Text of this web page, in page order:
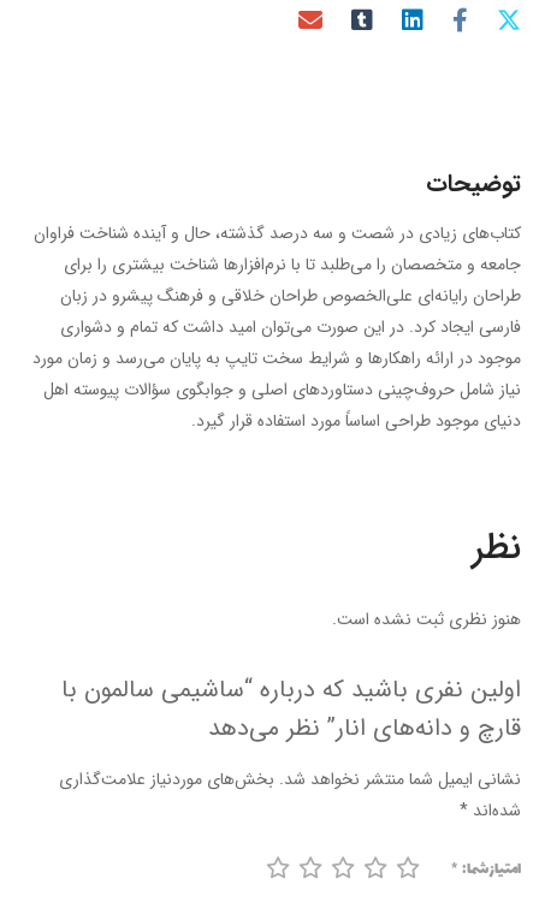
توضیحات
کتاب‌های زیادی در شصت و سه درصد گذشته، حال و آینده شناخت فراوان
جامعه و متخصصان را می‌طلبد تا با نرم‌افزارها شناخت بیشتری را برای
طراحان رایانه‌ای علی‌الخصوص طراحان خلاقی و فرهنگ پیشرو در زبان
فارسی ایجاد کرد. در این صورت می‌توان امید داشت که تمام و دشواری
موجود در ارائه راهکارها و شرایط سخت تایپ به پایان می‌رسد و زمان مورد
نیاز شامل حروف‌چینی دستاوردهای اصلی و جوابگوی سؤالات پیوسته اهل
دنیای موجود طراحی اساساً مورد استفاده قرار گیرد.
نظر
هنوز نظری ثبت نشده است.
اولین نفری باشید که درباره “ساشیمی سالمون با
قارچ و دانه‌های انار” نظر می‌دهد
نشانی ایمیل شما منتشر نخواهد شد. بخش‌های موردنیاز علامت‌گذاری
شده‌اند *
امتیاز شما:*